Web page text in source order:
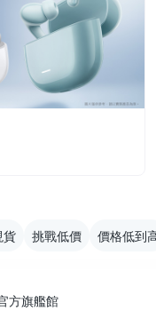
貨 挑戰低價 價格低到
方旗艦館